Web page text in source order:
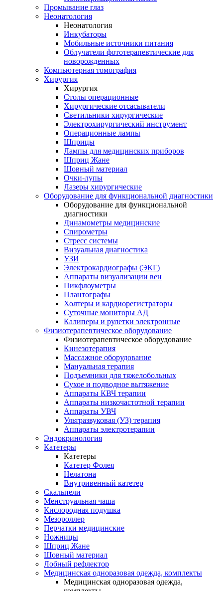
Промывание глаз
Неонатология
Неонатология
Инкубаторы
Мобильные источники питания
Облучатели фототерапевтические для
новорожденных
Компьютерная томография
Хирургия
Хирургия
Столы операционные
Хирургические отсасыватели
Светильники хирургические
Электрохирургический инструмент
Операционные лампы
Шприцы
Лампы для медицинских приборов
Шприц Жане
Шовный материал
Очки-лупы
Лазеры хирургические
Оборудование для функциональной диагностики
Оборудование для функциональной
диагностики
Динамометры медицинские
Спирометры
Стресс системы
Визуальная диагностика
УЗИ
Электрокардиографы (ЭКГ)
Аппараты визуализации вен
Пикфлоуметры
Плантографы
Холтеры и кардиорегистраторы
Суточные мониторы АД
Калиперы и рулетки электронные
Физиотерапевтическое оборудование
Физиотерапевтическое оборудование
Кинезотерапия
Массажное оборудование
Мануальная терапия
Подъемники для тяжелобольных
Сухое и подводное вытяжение
Аппараты КВЧ терапии
Аппараты низкочастотной терапии
Аппараты УВЧ
Ультразвуковая (УЗ) терапия
Аппараты электротерапии
Эндокринология
Катетеры
Катетеры
Катетер Фолея
Нелатона
Внутривенный катетер
Скальпели
Менструальная чаша
Кислородная подушка
Мезороллер
Перчатки медицинские
Ножницы
Шприц Жане
Шовный материал
Лобный рефлектор
Медицинская одноразовая одежда, комплекты
Медицинская одноразовая одежда,